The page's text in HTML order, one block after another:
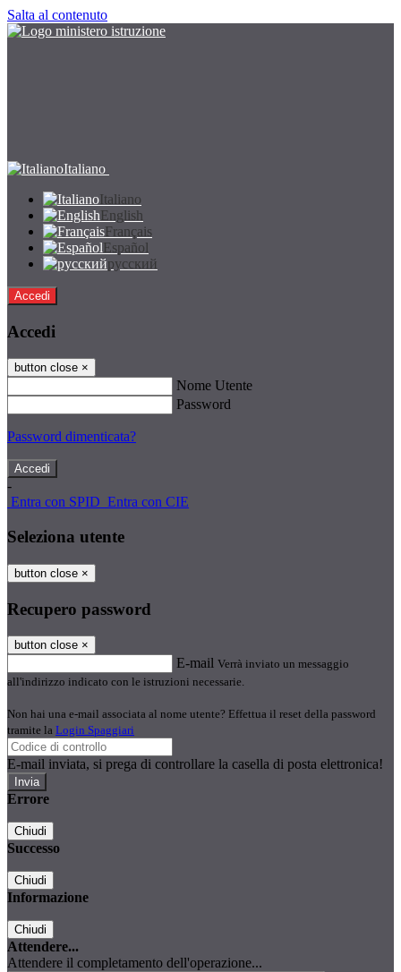
Salta al contenuto
Italiano
Italiano
English
Français
Español
русский
Accedi
Accedi
button close ×
Nome Utente
Password
Password dimenticata?
-
Entra con SPID Entra con CIE
Seleziona utente
button close ×
Recupero password
button close ×
E-mail Verrà inviato un messaggio
all'indirizzo indicato con le istruzioni necessarie.
Non hai una e-mail associata al nome utente? Effettua il reset della password
tramite la Login Spaggiari
E-mail inviata, si prega di controllare la casella di posta elettronica!
Errore
Chiudi
Successo
Chiudi
Informazione
Chiudi
Attendere...
Attendere il completamento dell'operazione...